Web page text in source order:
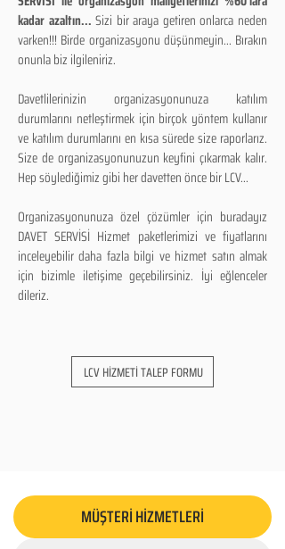
kadar azaltın...Sizi bir araya getiren onlarca neden
varken!!! Birde organizasyonu düşünmeyin... Bırakın
onunla biz ilgileniriz.
Davetlilerinizin organizasyonunuza katılım
durumlarını netleştirmek için birçok yöntem kullanır
ve katılım durumlarını en kısa sürede size raporlarız.
Size de organizasyonunuzun keyfini çıkarmak kalır.
Hep söylediğimiz gibi her davetten önce bir LCV...
Organizasyonunuza özel çözümler için buradayız
DAVET SERVİSİ Hizmet paketlerimizi ve fiyatlarını
inceleyebilir daha fazla bilgi ve hizmet satın almak
için bizimle iletişime geçebilirsiniz. İyi eğlenceler
dileriz.
LCV HİZMETİ TALEP FORMU
MÜŞTERİ HİZMETLERİ